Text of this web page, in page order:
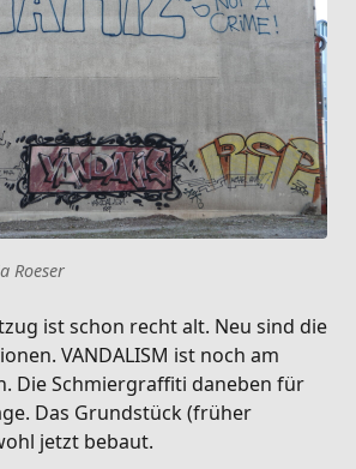
Roeser
ist schon recht alt. Neu sind die
VANDALISM ist noch am
Die Schmiergraffiti daneben für
Das Grundstück (früher
jetzt bebaut.